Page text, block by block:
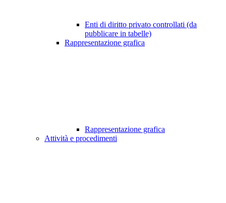
Enti di diritto privato controllati (da
pubblicare in tabelle)
Rappresentazione grafica
Rappresentazione grafica
Attività e procedimenti